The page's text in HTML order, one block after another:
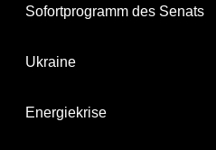
Sofortprogramm des Senats
Ukraine
Energiekrise